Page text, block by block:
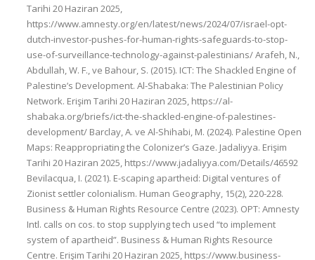
Tarihi 20 Haziran 2025,
https://www.amnesty.org/en/latest/news/2024/07/israel-opt-
dutch-investor-pushes-for-human-rights-safeguards-to-stop-
use-of-surveillance-technology-against-palestinians/ Arafeh, N.,
Abdullah, W. F., ve Bahour, S. (2015). ICT: The Shackled Engine of
Palestine’s Development. Al-Shabaka: The Palestinian Policy
Network. Erişim Tarihi 20 Haziran 2025, https://al-
shabaka.org/briefs/ict-the-shackled-engine-of-palestines-
development/ Barclay, A. ve Al-Shihabi, M. (2024). Palestine Open
Maps: Reappropriating the Colonizer’s Gaze. Jadaliyya. Erişim
Tarihi 20 Haziran 2025, https://www.jadaliyya.com/Details/46592
Bevilacqua, I. (2021). E-scaping apartheid: Digital ventures of
Zionist settler colonialism. Human Geography, 15(2), 220-228.
Business & Human Rights Resource Centre (2023). OPT: Amnesty
Intl. calls on cos. to stop supplying tech used “to implement
system of apartheid”. Business & Human Rights Resource
Centre. Erişim Tarihi 20 Haziran 2025, https://www.business-